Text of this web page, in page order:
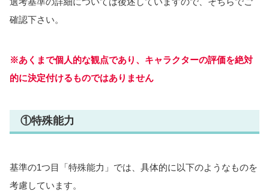
確認下さい。
※あくまで個人的な観点であり、キャラクターの評価を絶対
的に決定付けるものではありません
①特殊能力
基準の1つ目「特殊能力」では、具体的に以下のようなものを
考慮しています。